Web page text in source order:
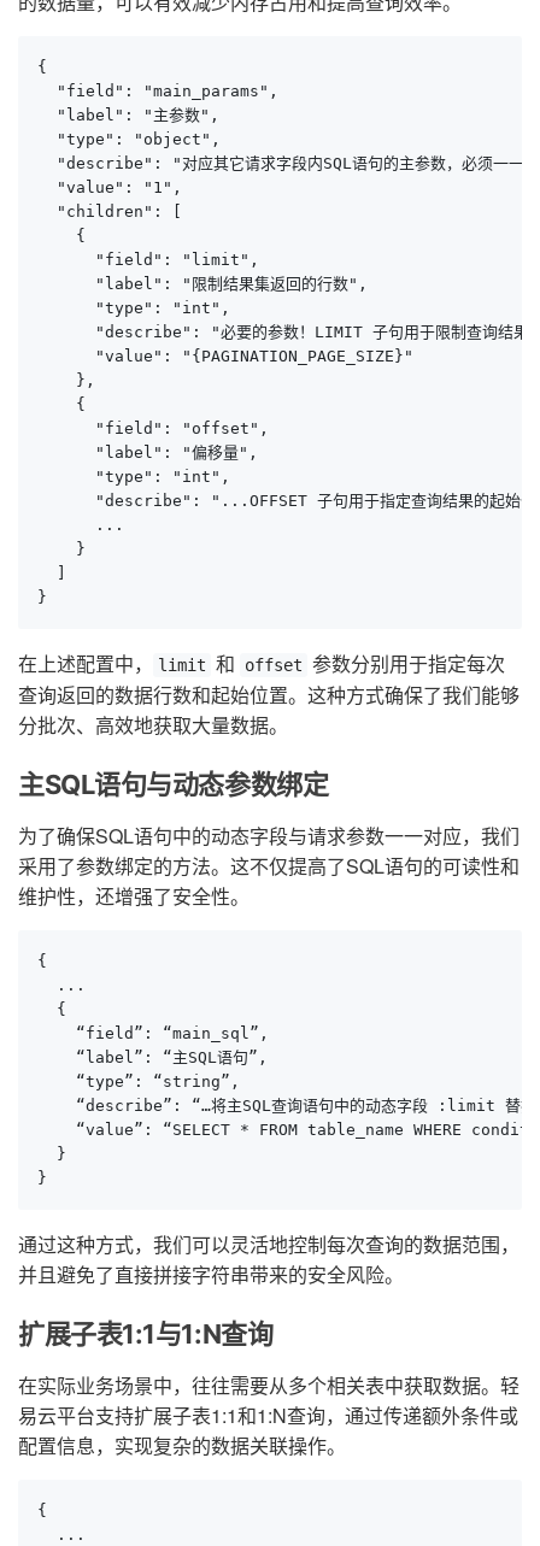
{
  "field": "main_params",
  "label": "主参数",
  "type": "object",
"describe": "对应其它请求字段内SQL语句的主参数，必须一一
  "value": "1",
  "children": [
    {
      "field": "limit",
      "label": "限制结果集返回的行数",
      "type": "int",
"describe": "必要的参数！LIMIT 子句用于限制查询结果
      "value": "{PAGINATION_PAGE_SIZE}"
    },
    {
      "field": "offset",
      "label": "偏移量",
      "type": "int",
"describe": "...OFFSET 子句用于指定查询结果的起始位
      ...
    }
}
在上述配置中， limit 和 offset 参数分别用于指定每次
查询返回的数据行数和起始位置。这种方式确保了我们能够
分批次、高效地获取大量数据。
主SQL语句与动态参数绑定
为了确保SQL语句中的动态字段与请求参数一一对应，我们
采用了参数绑定的方法。这不仅提高了SQL语句的可读性和
维护性，还增强了安全性。
{
  ...
  {
    “field”: “main_sql”,
    “label”: “主SQL语句”,
    “type”: “string”,
“describe”: “…将主SQL查询语句中的动态字段 :limit 替换
“value”: “SELECT * FROM table_name WHERE
  }
}
通过这种方式，我们可以灵活地控制每次查询的数据范围，
并且避免了直接拼接字符串带来的安全风险。
扩展子表1:1与1:N查询
在实际业务场景中，往往需要从多个相关表中获取数据。轻
易云平台支持扩展子表1:1和1:N查询，通过传递额外条件或
配置信息，实现复杂的数据关联操作。
{
  ...